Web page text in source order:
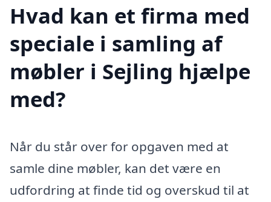
Hvad kan et firma med
speciale i samling af
møbler i Sejling hjælpe
med?
Når du står over for opgaven med at
samle dine møbler, kan det være en
udfordring at finde tid og overskud til at